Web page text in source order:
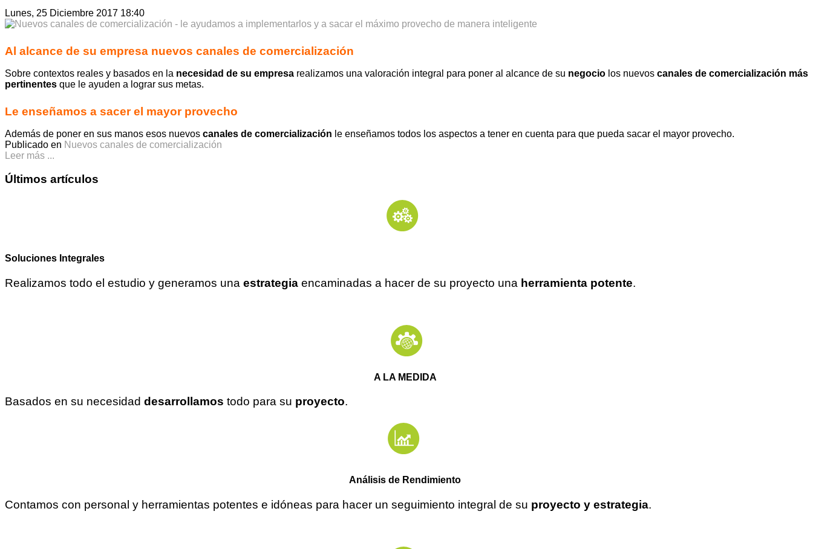
Lunes, 25 Diciembre 2017 18:40
Al alcance de su empresa nuevos canales de comercialización
Sobre contextos reales y basados en la necesidad de su empresa realizamos una valoración integral para poner al alcance de su negocio los nuevos canales de comercialización más
pertinentes que le ayuden a lograr sus metas.
Le enseñamos a sacer el mayor provecho
Además de poner en sus manos esos nuevos canales de comercialización le enseñamos todos los aspectos a tener en cuenta para que pueda sacar el mayor provecho.
Publicado en Nuevos canales de comercialización
Leer más ...
Últimos artículos
Soluciones Integrales
Realizamos todo el estudio y generamos una estrategia encaminadas a hacer de su proyecto una herramienta potente.
A LA MEDIDA
Basados en su necesidad desarrollamos todo para su proyecto.
Análisis de Rendimiento
Contamos con personal y herramientas potentes e idóneas para hacer un seguimiento integral de su proyecto y estrategia.